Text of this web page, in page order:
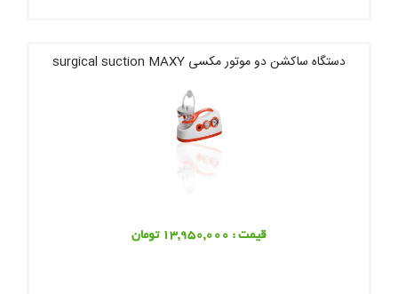
دستگاه ساکشن دو موتور مکسی surgical suction MAXY
قیمت : 13,950,000 تومان